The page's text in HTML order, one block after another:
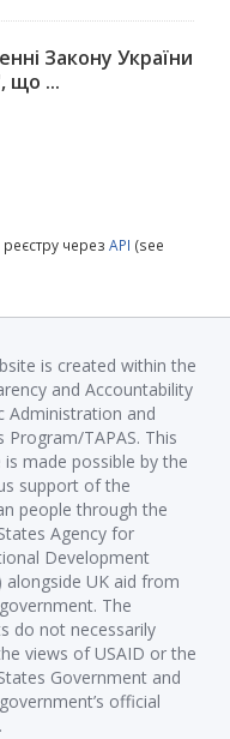
Закону України
що ...
через API (see
is created within the
and Accountability
Administration and
Program/TAPAS. This
is made possible by the
support of the
people through the
Agency for
Development
alongside UK aid from
The
do not necessarily
views of USAID or the
Government and
official